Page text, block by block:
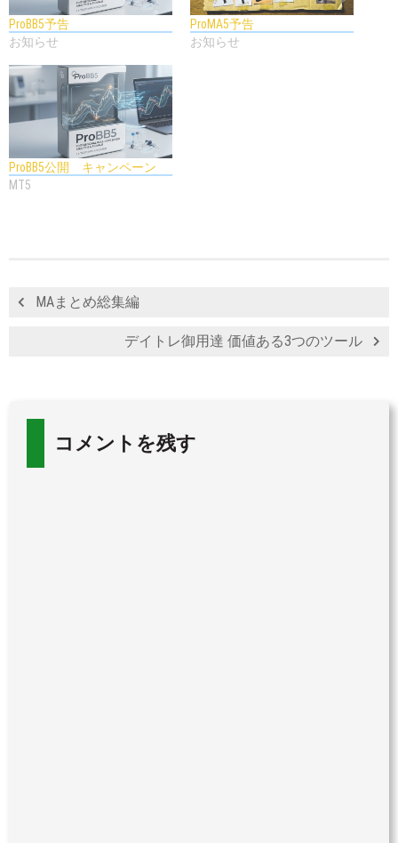
ProBB5予告
お知らせ
ProMA5予告
お知らせ
ProBB5公開 キャンペーン
MT5
MAまとめ総集編
デイトレ御用達 価値ある3つのツール
コメントを残す